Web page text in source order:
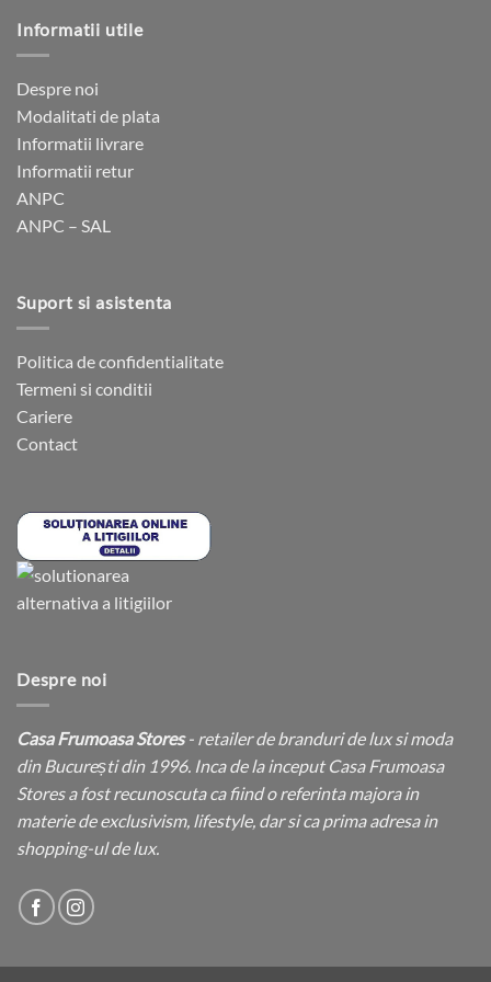
multe
pot
fi
alese
în
Informatii utile
Despre noi
Modalitati de plata
Informatii livrare
Informatii retur
ANPC
ANPC – SAL
Suport si asistenta
Politica de confidentialitate
Termeni si conditii
Cariere
Contact
Despre noi
Casa Frumoasa Stores- retailer de branduri de lux si moda
din București din 1996. Inca de la inceput Casa Frumoasa
Stores a fost recunoscuta ca fiind o referinta majora in
materie de exclusivism, lifestyle, dar si ca prima adresa in
shopping-ul de lux.